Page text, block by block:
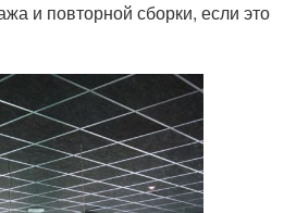
и повторной сборки, если это